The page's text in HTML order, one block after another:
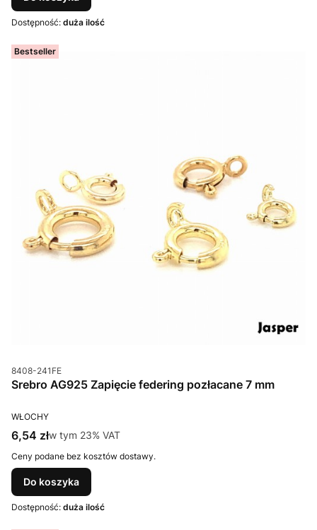
Dostępność: duża ilość
Bestseller
Kod produktu
8408-241FE
Srebro AG925 Zapięcie federing pozłacane 7 mm
PRODUCENT
WŁOCHY
Cena brutto
6,54 złw tym %s VAT
w tym 23% VAT
Ceny podane bez kosztów dostawy.
Do koszyka
Dostępność: duża ilość